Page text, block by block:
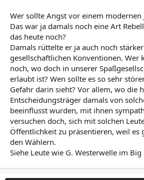
Wer sollte Angst vor einem modernen
Das war ja damals noch eine Art
das heute noch?
Damals rüttelte er ja auch noch
gesellschaftlichen Konventionen. Wer
noch, wo doch in unserer
erlaubt ist? Wen sollte es so sehr
Gefahr darin sieht? Vor allem, wo die
Entscheidungsträger damals von
beeinflusst wurden, mit ihnen
versuchen doch, sich mit solchen
Öffentlichkeit zu präsentieren, weil es
den Wählern.
Siehe Leute wie G. Westerwelle im